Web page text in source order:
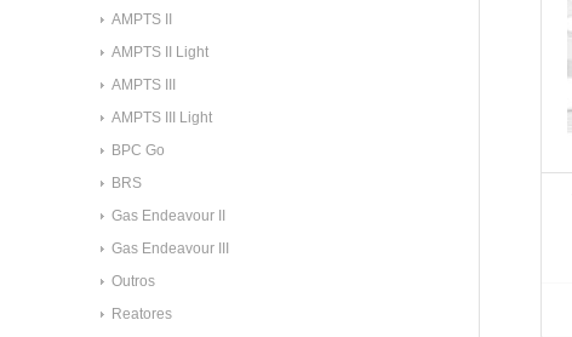
AMPTS II
AMPTS II Light
AMPTS III
AMPTS III Light
BPC Go
BRS
Gas Endeavour II
Gas Endeavour III
Outros
Reatores